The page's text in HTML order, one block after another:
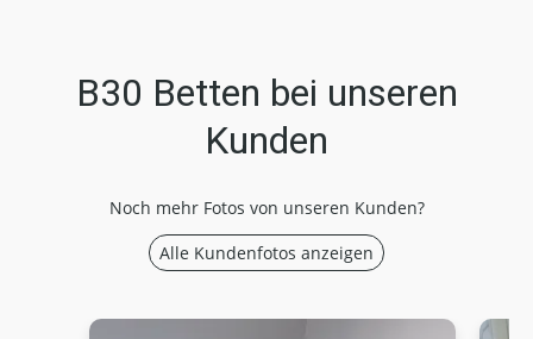
B30 Betten bei unseren
Kunden
Noch mehr Fotos von unseren Kunden?
Alle Kundenfotos anzeigen